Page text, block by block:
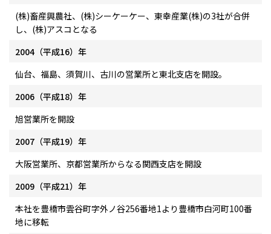
(株)畜産興農社、(株)シーケーケー、東幸産業(株)の3社が合併
し、(株)アスコとなる
2004（平成16）年
仙台、福島、須賀川、古川の営業所と東北支店を開設。
2006（平成18）年
旭営業所を開設
2007（平成19）年
大阪営業所、京都営業所からなる関西支店を開設
2009（平成21）年
本社を豊橋市雲谷町字外ノ谷256番地1より豊橋市白河町100番
地に移転